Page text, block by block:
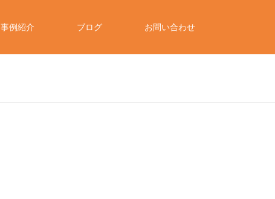
事例紹介 ブログ お問い合わせ